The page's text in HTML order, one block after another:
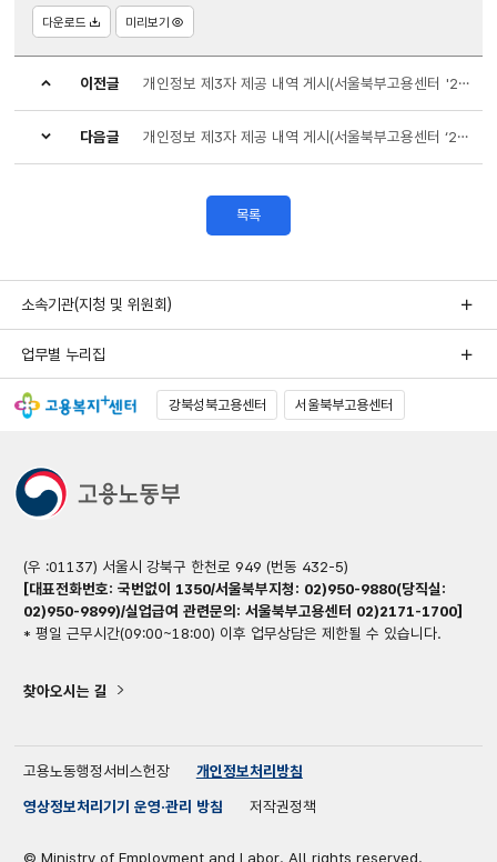
다운로드 미리보기
이전글 개인정보 제3자 제공 내역 게시(서울북부고용센터 '24.12월)
다음글 개인정보 제3자 제공 내역 게시(서울북부고용센터 ‘24.12월)
목록
소속기관(지청 및 위원회)
업무별 누리집
강북성북고용센터 서울북부고용센터
(우 :01137) 서울시 강북구 한천로 949 (번동 432-5)
[대표전화번호: 국번없이 1350/서울북부지청: 02)950-9880(당직실:
02)950-9899)/실업급여 관련문의: 서울북부고용센터 02)2171-1700]
* 평일 근무시간(09:00~18:00) 이후 업무상담은 제한될 수 있습니다.
찾아오시는 길
고용노동행정서비스헌장
개인정보처리방침
영상정보처리기기 운영·관리 방침
저작권정책
© Ministry of Employment and Labor. All rights reserved.